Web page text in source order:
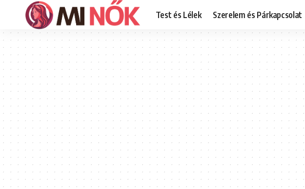
Test és Lélek Szerelem és Párkapcsolat